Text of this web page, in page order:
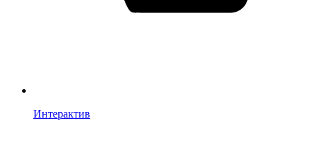
Интерактив